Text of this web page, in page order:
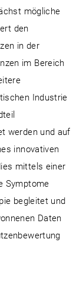
mögliche
den
in der
im Bereich
Industrie
werden und auf
innovativen
mittels einer
Symptome
begleitet und
Daten